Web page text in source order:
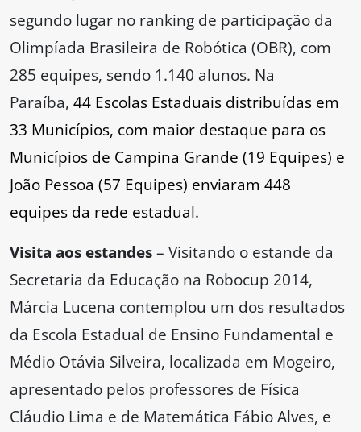
segundo lugar no ranking de participação da
Olimpíada Brasileira de Robótica (OBR), com
285 equipes, sendo 1.140 alunos. Na
Paraíba, 44 Escolas Estaduais distribuídas em
33 Municípios, com maior destaque para os
Municípios de Campina Grande (19 Equipes) e
João Pessoa (57 Equipes) enviaram 448
equipes da rede estadual.
Visita aos estandes– Visitando o estande da
Secretaria da Educação na Robocup 2014,
Márcia Lucena contemplou um dos resultados
da Escola Estadual de Ensino Fundamental e
Médio Otávia Silveira, localizada em Mogeiro,
apresentado pelos professores de Física
Cláudio Lima e de Matemática Fábio Alves, e